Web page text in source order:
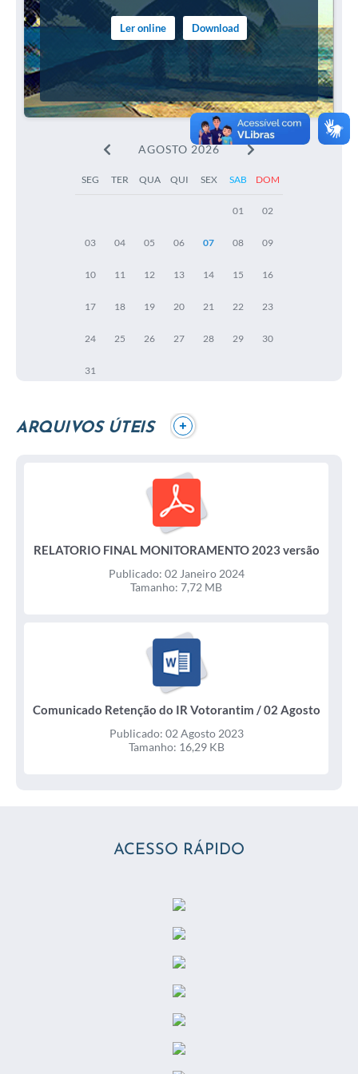
Ler online Download
AGOSTO 2026
SEG TER QUA QUI SEX SAB DOM
01 02
03 04 05 06 07 08 09
10 11 12 13 14 15 16
17 18 19 20 21 22 23
24 25 26 27 28 29 30
31
ARQUIVOS ÚTEIS +
RELATORIO FINAL MONITORAMENTO 2023 versão
Publicado: 02 Janeiro 2024
Tamanho: 7,72 MB
Comunicado Retenção do IR Votorantim / 02 Agosto
Publicado: 02 Agosto 2023
Tamanho: 16,29 KB
Tamanho: 367,28 KB
Termo de Ajuste de Conduta TAC nº 224 11 Relatório
Parcial 2023 / 31 Julho 2023
Publicado: 31 Julho 2023
ACESSO RÁPIDO